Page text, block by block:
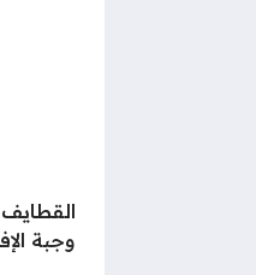
القطايف
وجبة